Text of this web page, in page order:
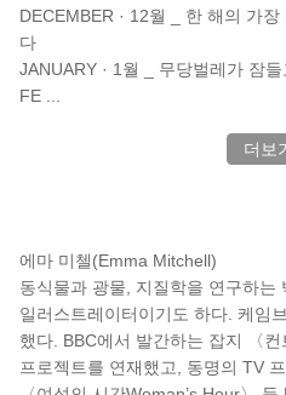
DECEMBER · 12월 _ 한 해의 가
다
JANUARY · 1월 _ 무당벌레가 잠
FE
더보
에마 미첼(Emma Mitchell)
동식물과 광물, 지질학을 연구하는
일러스트레이터이기도 하다. 케임
했다. BBC에서 발간하는 잡지 〈
프로젝트를 연재했고, 동명의 TV